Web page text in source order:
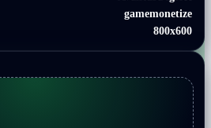
gamemonetize
800x600